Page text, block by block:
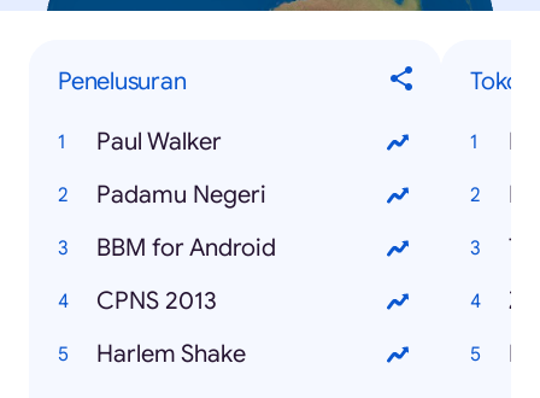
Penelusuran
Paul Walker
Padamu Negeri
BBM for Android
CPNS 2013
Harlem Shake
Tokoh